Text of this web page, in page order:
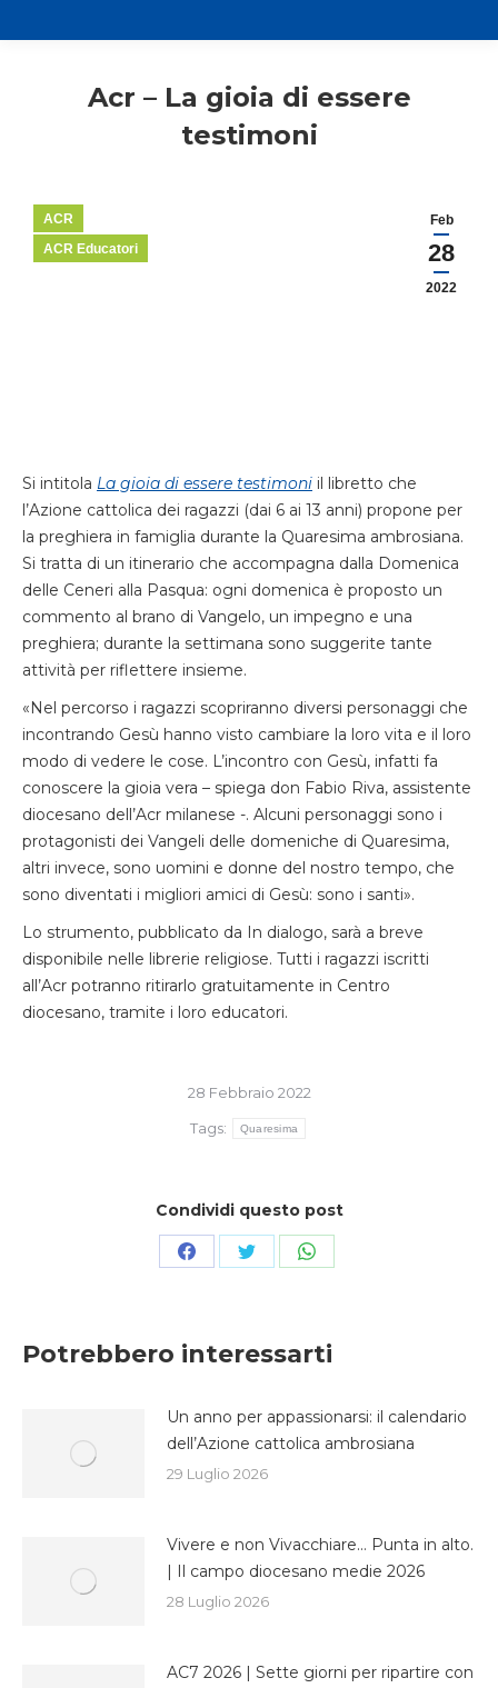
Acr – La gioia di essere
testimoni
Feb
28
2022
ACR
ACR Educatori
Si intitola La gioia di essere testimoni il libretto che
l’Azione cattolica dei ragazzi (dai 6 ai 13 anni) propone per
la preghiera in famiglia durante la Quaresima ambrosiana.
Si tratta di un itinerario che accompagna dalla Domenica
delle Ceneri alla Pasqua: ogni domenica è proposto un
commento al brano di Vangelo, un impegno e una
preghiera; durante la settimana sono suggerite tante
attività per riflettere insieme.
«Nel percorso i ragazzi scopriranno diversi personaggi che
incontrando Gesù hanno visto cambiare la loro vita e il loro
modo di vedere le cose. L’incontro con Gesù, infatti fa
conoscere la gioia vera – spiega don Fabio Riva, assistente
diocesano dell’Acr milanese -. Alcuni personaggi sono i
protagonisti dei Vangeli delle domeniche di Quaresima,
altri invece, sono uomini e donne del nostro tempo, che
sono diventati i migliori amici di Gesù: sono i santi».
Lo strumento, pubblicato da In dialogo, sarà a breve
disponibile nelle librerie religiose. Tutti i ragazzi iscritti
all’Acr potranno ritirarlo gratuitamente in Centro
diocesano, tramite i loro educatori.
28 Febbraio 2022
Tags:
Quaresima
Condividi questo post
CondividiCondividiCondividi
Potrebbero interessarti
Un anno per appassionarsi: il calendario
dell’Azione cattolica ambrosiana
29 Luglio 2026
Vivere e non Vivacchiare… Punta in alto.
| Il campo diocesano medie 2026
28 Luglio 2026
AC7 2026 | Sette giorni per ripartire con